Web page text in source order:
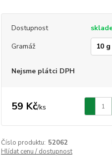
Dostupnost
Gramáž
Nejsme plátci DPH
59 Kč/ks
Číslo produktu: 52062
Hlídat cenu / dostupnost